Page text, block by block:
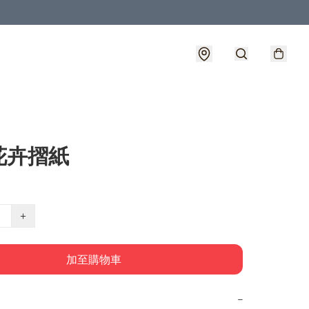
卉摺紙
+
加至購物車
−